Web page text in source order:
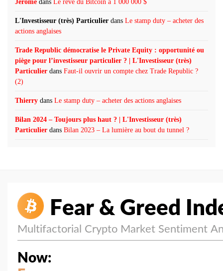
Jérôme dans Le rêve du Bitcoin à 1 000 000 $
L'Investisseur (très) Particulier dans Le stamp duty – acheter des
actions anglaises
Trade Republic démocratise le Private Equity : opportunité ou
piège pour l’investisseur particulier ? | L'Investisseur (très)
Particulier dans Faut-il ouvrir un compte chez Trade Republic ?
(2)
Thierry dans Le stamp duty – acheter des actions anglaises
Bilan 2024 – Toujours plus haut ? | L'Investisseur (très)
Particulier dans Bilan 2023 – La lumière au bout du tunnel ?